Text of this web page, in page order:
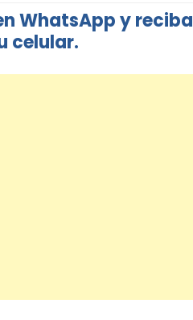
en WhatsApp y reciba
celular.